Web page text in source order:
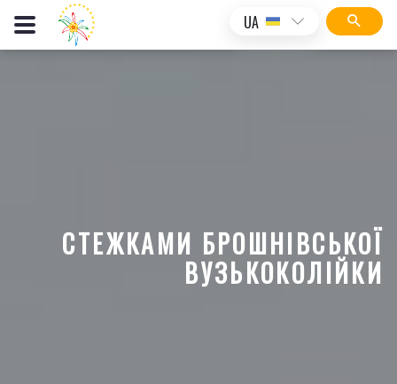
UA
СТЕЖКАМИ БРОШНІВСЬКОЇ
ВУЗЬКОКОЛІЙКИ